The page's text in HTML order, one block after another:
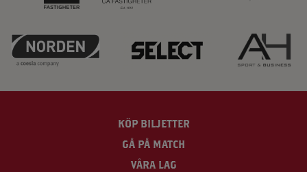
KÖP BILJETTER
GÅ PÅ MATCH
VÅRA LAG